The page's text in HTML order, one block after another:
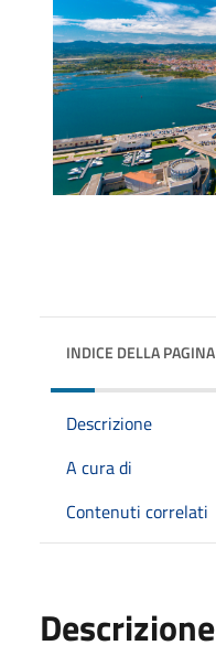
INDICE DELLA PAGINA
Descrizione
A cura di
Contenuti correlati
Descrizione